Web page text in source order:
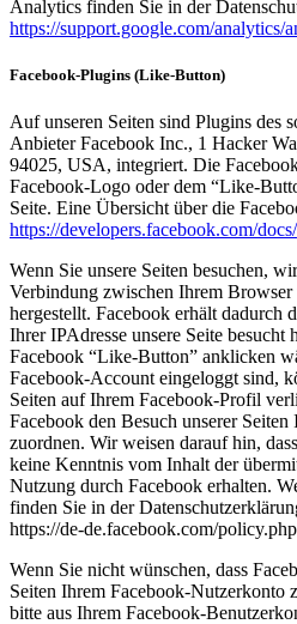
Analytics finden Sie in der
https://support.google.com/analytics/
Facebook-Plugins (Like-Button)
Auf unseren Seiten sind Plugins des
Anbieter Facebook Inc., 1 Hacker
94025, USA, integriert. Die
Facebook-Logo oder dem “Like-
Seite. Eine Übersicht über die
https://developers.facebook.com/
Wenn Sie unsere Seiten besuchen,
Verbindung zwischen Ihrem
hergestellt. Facebook erhält dadurch
Ihrer IPAdresse unsere Seite besucht
Facebook “Like-Button” anklicken
Facebook-Account eingeloggt sind,
Seiten auf Ihrem Facebook-Profil
Facebook den Besuch unserer
zuordnen. Wir weisen darauf hin,
keine Kenntnis vom Inhalt der
Nutzung durch Facebook erhalten.
finden Sie in der
https://de-de.facebook.com/
Wenn Sie nicht wünschen, dass
Seiten Ihrem Facebook-Nutzerkonto
bitte aus Ihrem Facebook-